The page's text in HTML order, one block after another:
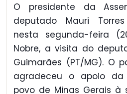
O presidente da
deputado Mauri Torres
nesta segunda-feira
Nobre, a visita do
Guimarães (PT/MG). O
agradeceu o apoio
povo de Minas Gerais